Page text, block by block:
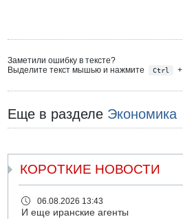
Заметили ошибку в тексте?
Выделите текст мышью и нажмите
Ctrl +
Еще в разделе Экономика
КОРОТКИЕ НОВОСТИ
06.08.2026 13:43
И еще иранские агенты